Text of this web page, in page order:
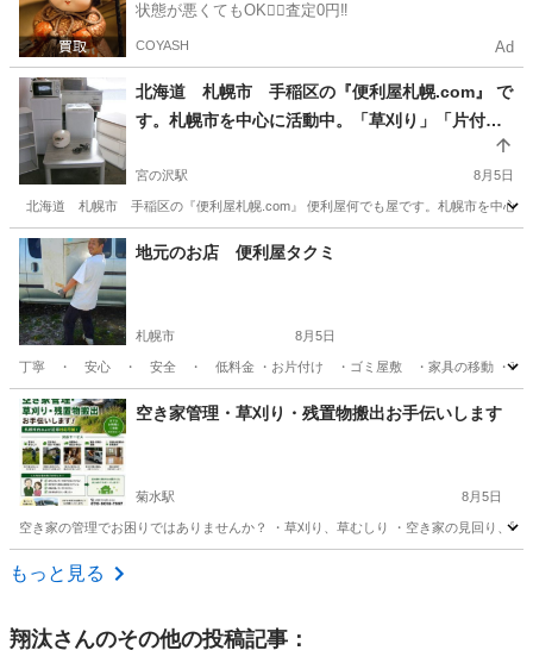
状態が悪くてもOK🙆‍♀️査定0円‼️
COYASH Ad
北海道 札幌市 手稲区の『便利屋札幌.com』 で
す。札幌市を中心に活動中。「草刈り」「片付
宮の沢駅 8月5日
北海道 札幌市 手稲区の『便利屋札幌.com』 便利屋何でも屋です。札幌市を中心に
北海道 札幌市 宮の沢駅 便利屋
地元のお店 便利屋タクミ
札幌市 8月5日
丁寧 ・ 安心 ・ 安全 ・ 低料金 ・お片付け ・ゴミ屋敷 ・家具の移動 ・草
北海道 札幌市 便利屋 無料
空き家管理・草刈り・残置物搬出お手伝いします
菊水駅 8月5日
空き家の管理でお困りではありませんか？ ・草刈り、草むしり ・空き家の見回り、
北海道 札幌市
もっと見る
翔汰さんのその他の投稿記事：